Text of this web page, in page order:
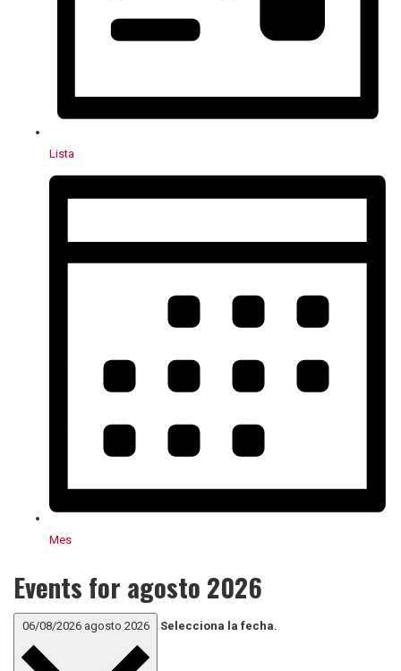
Lista
Mes
Events for agosto 2026
06/08/2026 agosto 2026 Selecciona la fecha.